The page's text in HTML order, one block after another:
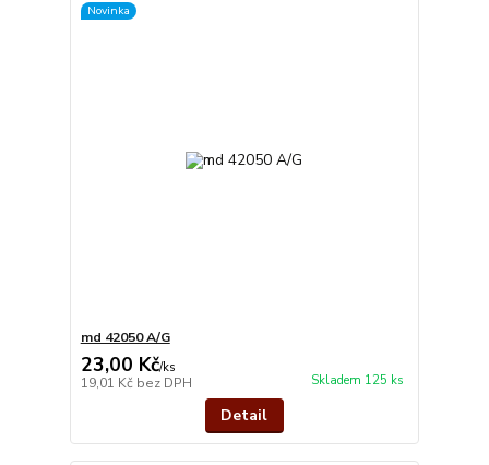
Novinka
md 42050 A/G
23,00 Kč/ks
19,01 Kč bez DPH Skladem 125 ks
Detail